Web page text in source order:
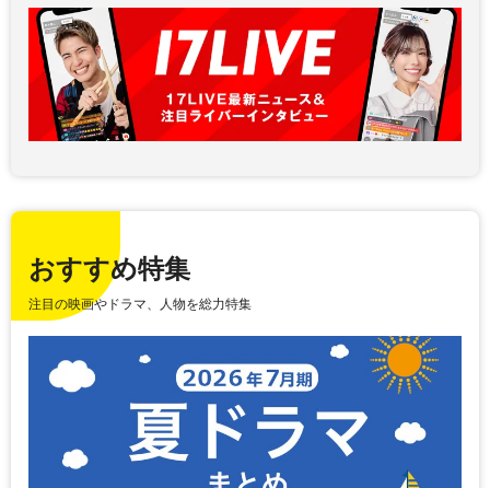
おすすめ特集
注目の映画やドラマ、人物を総力特集